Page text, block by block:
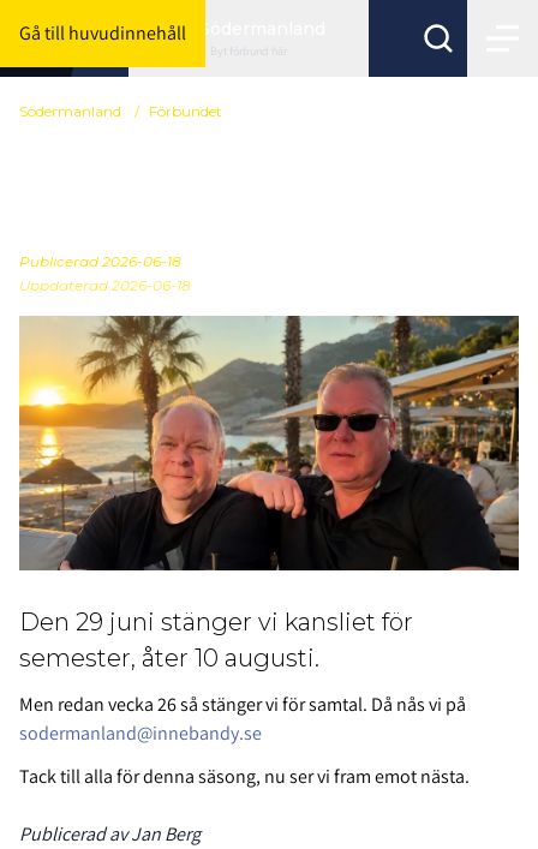
Gå till huvudinnehåll
Byt förbund här
Södermanland / Förbundet
Publicerad 2026-06-18
Uppdaterad 2026-06-18
Den 29 juni stänger vi kansliet för
semester, åter 10 augusti.
Men redan vecka 26 så stänger vi för samtal. Då nås vi på
sodermanland@innebandy.se
Tack till alla för denna säsong, nu ser vi fram emot nästa.
Publicerad av Jan Berg